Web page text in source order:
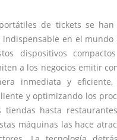
de tickets se
en el mundo
dispositivos
a los negocios emitir
inmediata y eficiente,
y optimizando los
tiendas hasta
máquinas las hace